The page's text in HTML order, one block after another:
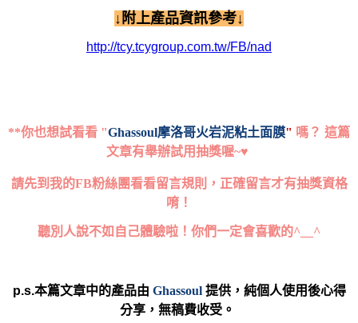
↓附上產品資訊參考↓
http://tcy.tcygroup.com.tw/FB/nad
**你也想試看看 "Ghassoul摩洛哥火岩泥粘土面膜" 嗎？ 這篇
文章有舉辦試用抽獎喔~♥
請先到我的FB粉絲團看看留言規則，正確留言才有抽獎資格
唷！
聽別人說不如自己體驗啦！你們一定會喜歡的^__^
p.s.本篇文章中的產品由 Ghassoul 提供，純個人使用後心得
分享，無稿費收受。